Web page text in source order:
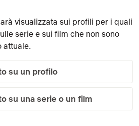
visualizzata sui profili per i quali
serie e sui film che non sono
attuale.
su un profilo
su una serie o un film